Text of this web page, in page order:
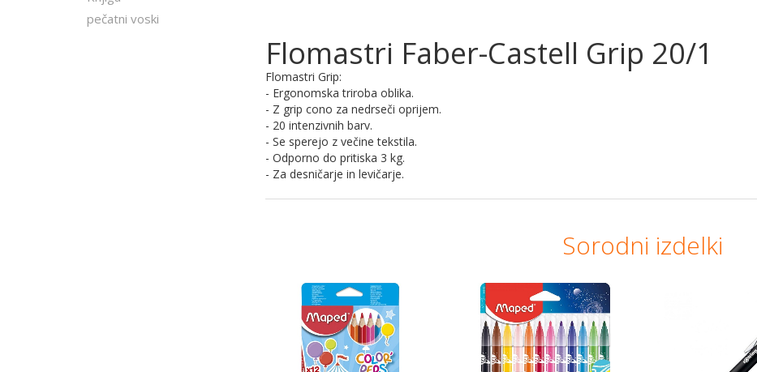
pečatni voski
Flomastri Faber-Castell Grip 20/1
Flomastri Grip:
- Ergonomska triroba oblika.
- Z grip cono za nedrseči oprijem.
- 20 intenzivnih barv.
- Se sperejo z večine tekstila.
- Odporno do pritiska 3 kg.
- Za desničarje in levičarje.
Sorodni izdelki